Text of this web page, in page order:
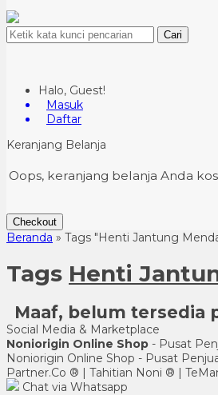
Cari
Halo, Guest!
Masuk
Daftar
Keranjang Belanja
Oops, keranjang belanja Anda
Checkout
Beranda » Tags "Henti Jantung
Tags Henti
Maaf, belum tersedia
Social Media & Marketplace
Noniorigin Online Shop - Pusat
Noniorigin Online Shop - Pusat
Partner.Co ® | Tahitian Noni ® |
Chat via Whatsapp